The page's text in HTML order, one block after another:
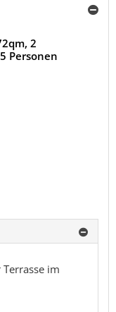
2
Personen
im